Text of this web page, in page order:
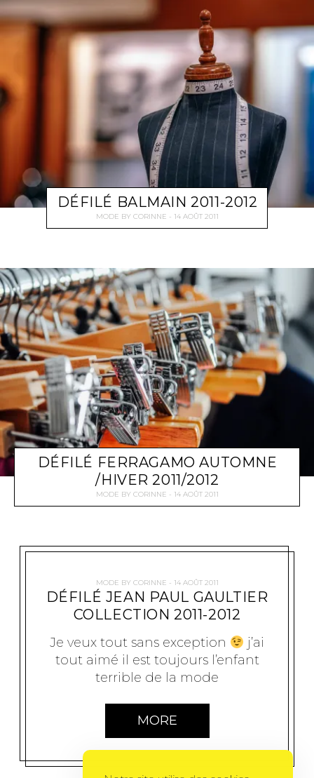
DÉFILÉ BALMAIN 2011-2012
MODE BY CORINNE 14 AOÛT 2011
DÉFILÉ FERRAGAMO AUTOMNE
/HIVER 2011/2012
MODE BY CORINNE 14 AOÛT 2011
MODE BY CORINNE 14 AOÛT 2011
DÉFILÉ JEAN PAUL GAULTIER
COLLECTION 2011-2012
Je veux tout sans exception
j’ai
tout aimé il est toujours l’enfant
terrible de la mode
MORE